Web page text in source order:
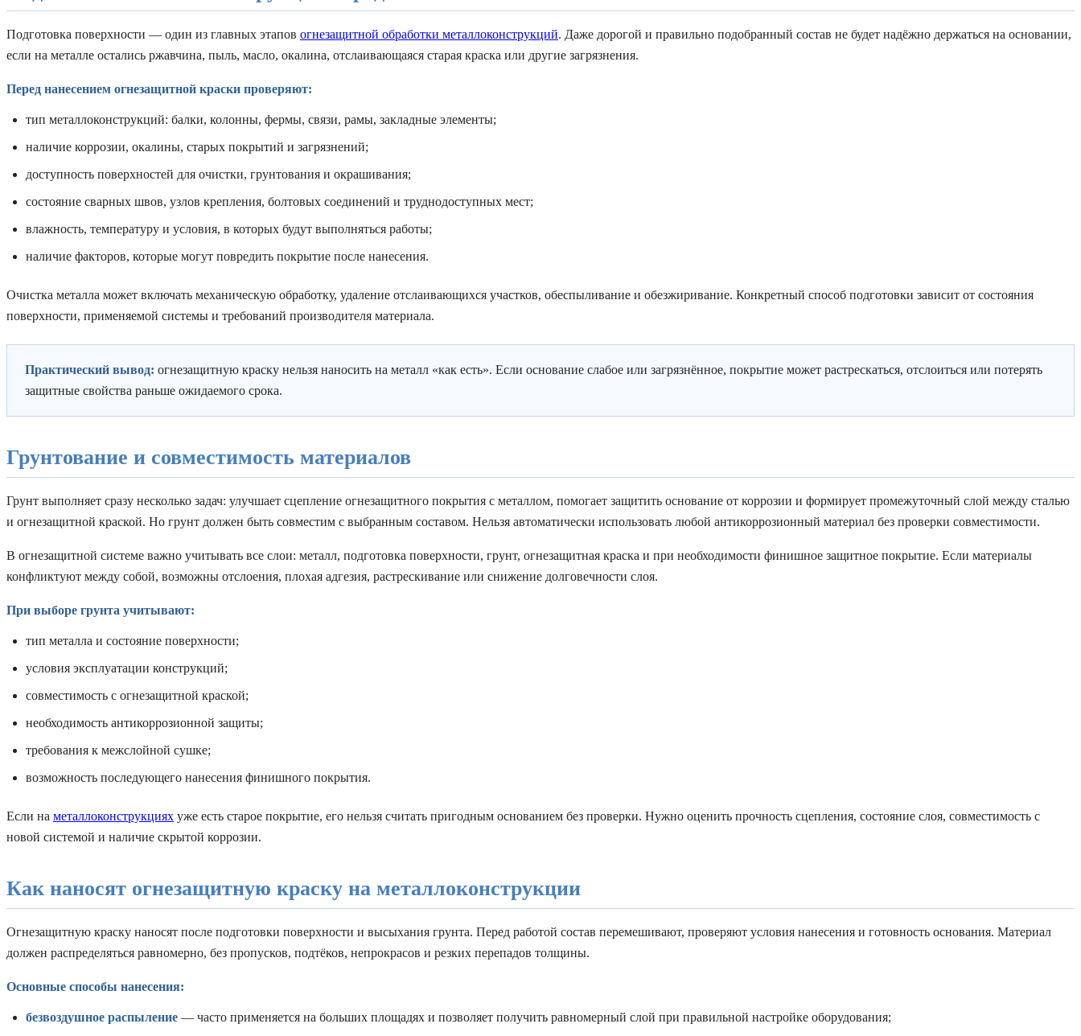
Подготовка поверхности — один из главных этапов огнезащитной обработки металлоконструкций. Даже дорогой и правильно подобранный состав не будет надёжно держаться на основании,
если на металле остались ржавчина, пыль, масло, окалина, отслаивающаяся старая краска или другие загрязнения.
Перед нанесением огнезащитной краски проверяют:
тип металлоконструкций: балки, колонны, фермы, связи, рамы, закладные элементы;
наличие коррозии, окалины, старых покрытий и загрязнений;
доступность поверхностей для очистки, грунтования и окрашивания;
состояние сварных швов, узлов крепления, болтовых соединений и труднодоступных мест;
влажность, температуру и условия, в которых будут выполняться работы;
наличие факторов, которые могут повредить покрытие после нанесения.
Очистка металла может включать механическую обработку, удаление отслаивающихся участков, обеспыливание и обезжиривание. Конкретный способ подготовки зависит от состояния
поверхности, применяемой системы и требований производителя материала.
Практический вывод: огнезащитную краску нельзя наносить на металл «как есть». Если основание слабое или загрязнённое, покрытие может растрескаться, отслоиться или потерять
защитные свойства раньше ожидаемого срока.
Грунтование и совместимость материалов
Грунт выполняет сразу несколько задач: улучшает сцепление огнезащитного покрытия с металлом, помогает защитить основание от коррозии и формирует промежуточный слой между сталью
и огнезащитной краской. Но грунт должен быть совместим с выбранным составом. Нельзя автоматически использовать любой антикоррозионный материал без проверки совместимости.
В огнезащитной системе важно учитывать все слои: металл, подготовка поверхности, грунт, огнезащитная краска и при необходимости финишное защитное покрытие. Если материалы
конфликтуют между собой, возможны отслоения, плохая адгезия, растрескивание или снижение долговечности слоя.
При выборе грунта учитывают:
тип металла и состояние поверхности;
условия эксплуатации конструкций;
совместимость с огнезащитной краской;
необходимость антикоррозионной защиты;
требования к межслойной сушке;
возможность последующего нанесения финишного покрытия.
Если на металлоконструкциях уже есть старое покрытие, его нельзя считать пригодным основанием без проверки. Нужно оценить прочность сцепления, состояние слоя, совместимость с
новой системой и наличие скрытой коррозии.
Как наносят огнезащитную краску на металлоконструкции
Огнезащитную краску наносят после подготовки поверхности и высыхания грунта. Перед работой состав перемешивают, проверяют условия нанесения и готовность основания. Материал
должен распределяться равномерно, без пропусков, подтёков, непрокрасов и резких перепадов толщины.
Основные способы нанесения:
безвоздушное распыление — часто применяется на больших площадях и позволяет получить равномерный слой при правильной настройке оборудования;